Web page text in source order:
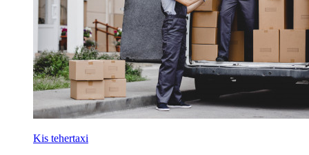
Kis tehertaxi